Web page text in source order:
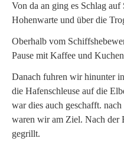
Von da an ging es Schlag
Hohenwarte und über die
Oberhalb vom
Pause mit Kaffee und
Danach fuhren wir hinunter
die Hafenschleuse auf die
war dies auch geschafft.
waren wir am Ziel. Nach der
gegrillt.